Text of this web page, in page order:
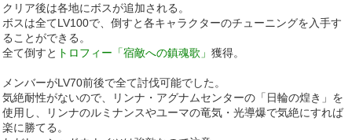
クリア後は各地にボスが追加される。
ボスは全てLV100で、倒すと各キャラクターのチューニングを入手す
ることができる。
全て倒すと トロフィー「宿敵への鎮魂歌」 獲得。
メンバーがLV70前後で全て討伐可能でした。
気絶耐性がないので、リンナ・アグナムセンターの「日輪の煌き」を
使用し、リンナのルミナンスやユーマの竜気・光導爆で気絶にすれば
楽に勝てる。